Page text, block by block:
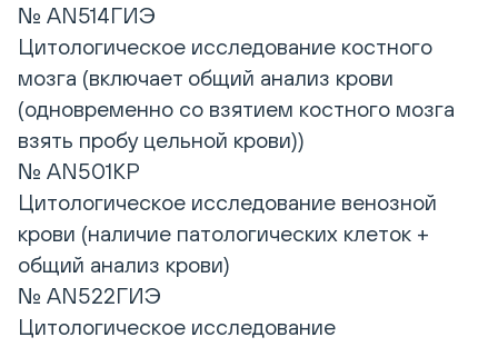
№ AN514ГИЭ
Цитологическое исследование костного
мозга (включает общий анализ крови
(одновременно со взятием костного мозга
взять пробу цельной крови))
№ AN501КР
Цитологическое исследование венозной
крови (наличие патологических клеток +
общий анализ крови)
№ AN522ГИЭ
Цитологическое исследование